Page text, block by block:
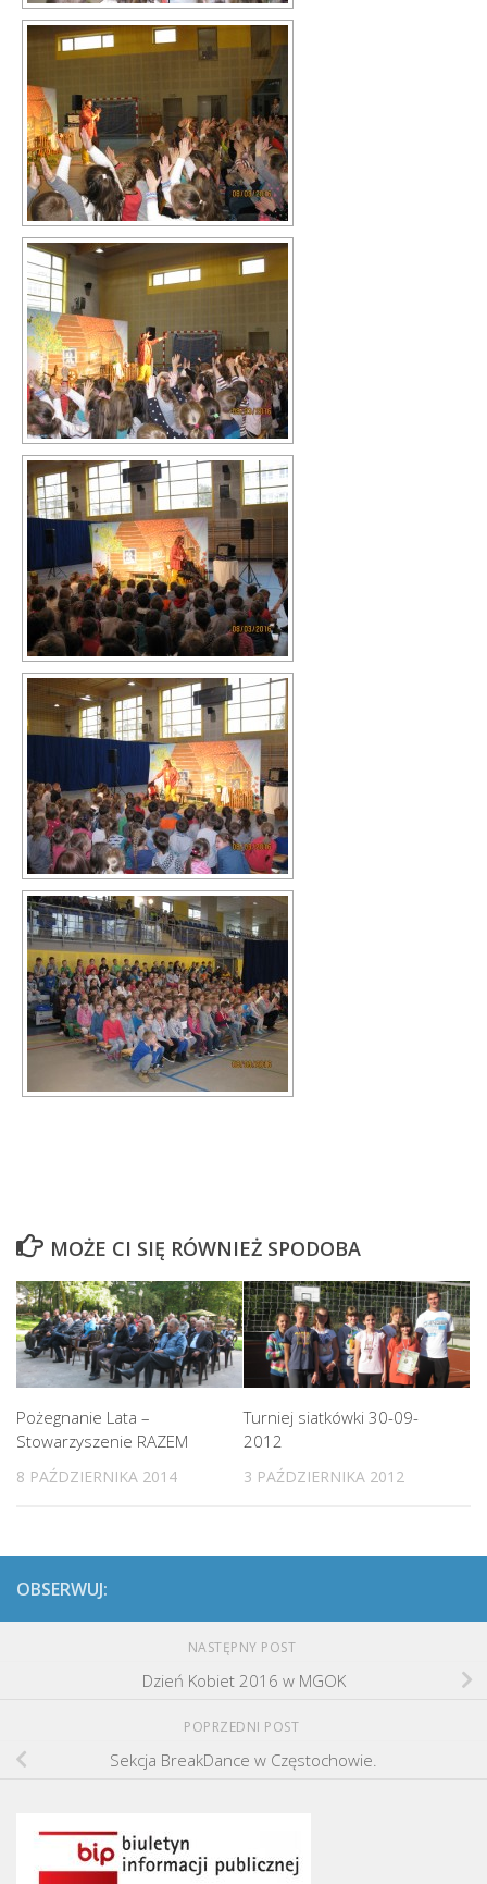
MOŻE CI SIĘ RÓWNIEŻ SPODOBA
Pożegnanie Lata –
Stowarzyszenie RAZEM
8 PAŹDZIERNIKA 2014
Turniej siatkówki 30-09-
2012
3 PAŹDZIERNIKA 2012
OBSERWUJ:
NASTĘPNY POST
Dzień Kobiet 2016 w MGOK
POPRZEDNI POST
Sekcja BreakDance w Częstochowie.